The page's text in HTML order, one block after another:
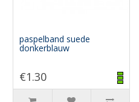
paspelband suede
donkerblauw
€1.30